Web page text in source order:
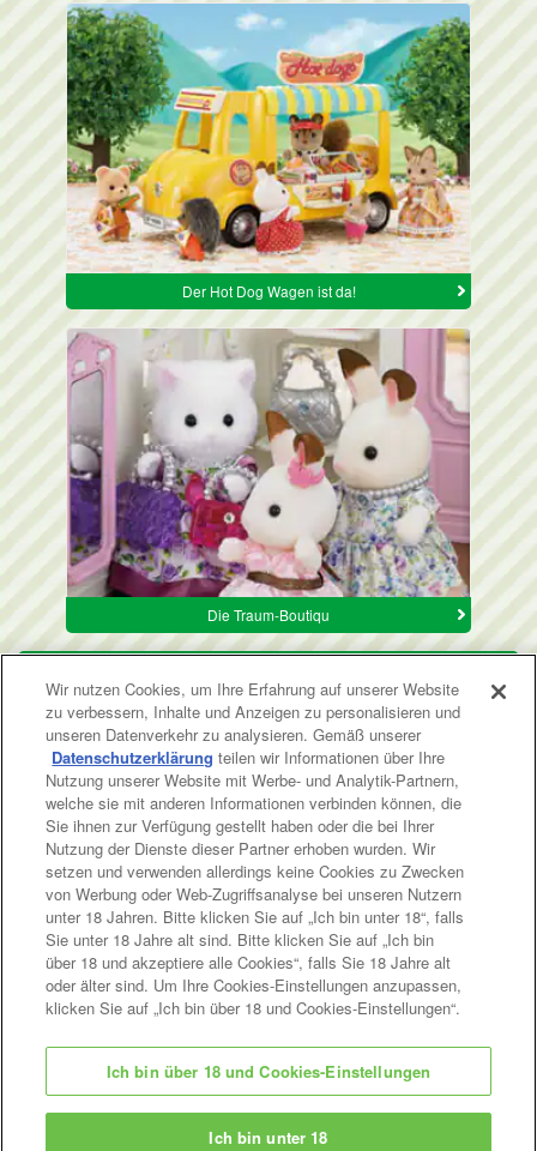
Der Hot Dog Wagen ist da!
Die Traum-Boutiqu
Mehr
Seitenanfang
© EPOCH
Wir nutzen Cookies, um Ihre Erfahrung auf unserer Website
zu verbessern, Inhalte und Anzeigen zu personalisieren und
unseren Datenverkehr zu analysieren. Gemäß unserer
Datenschutzerklärung teilen wir Informationen über Ihre
Nutzung unserer Website mit Werbe- und Analytik-Partnern,
welche sie mit anderen Informationen verbinden können, die
Sie ihnen zur Verfügung gestellt haben oder die bei Ihrer
Nutzung der Dienste dieser Partner erhoben wurden. Wir
setzen und verwenden allerdings keine Cookies zu Zwecken
von Werbung oder Web-Zugriffsanalyse bei unseren Nutzern
unter 18 Jahren. Bitte klicken Sie auf „Ich bin unter 18“, falls
Sie unter 18 Jahre alt sind. Bitte klicken Sie auf „Ich bin
über 18 und akzeptiere alle Cookies“, falls Sie 18 Jahre alt
oder älter sind. Um Ihre Cookies-Einstellungen anzupassen,
klicken Sie auf „Ich bin über 18 und Cookies-Einstellungen“.
Ich bin über 18 und Cookies-Einstellungen
Ich bin unter 18